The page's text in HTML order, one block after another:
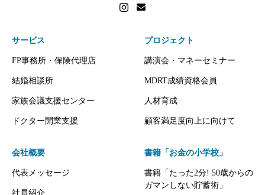
サービス
FP事務所・保険代理店
結婚相談所
家族会議支援センター
ドクター開業支援
プロジェクト
講演会・マネーセミナー
MDRT成績資格会員
人材育成
顧客満足度向上に向けて
会社概要
代表メッセージ
社員紹介
書籍「お金の小学校」
書籍「たった2分! 50歳からの
ガマンしない貯蓄術」